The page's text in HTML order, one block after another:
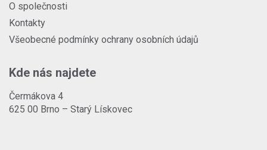
O společnosti
Kontakty
Všeobecné podmínky ochrany osobních údajů
Kde nás najdete
Čermákova 4
625 00 Brno – Starý Lískovec